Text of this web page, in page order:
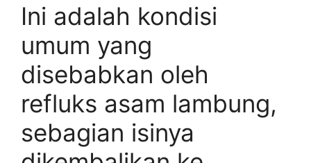
Ini adalah kondisi
umum yang
disebabkan oleh
refluks asam lambung,
sebagian isinya